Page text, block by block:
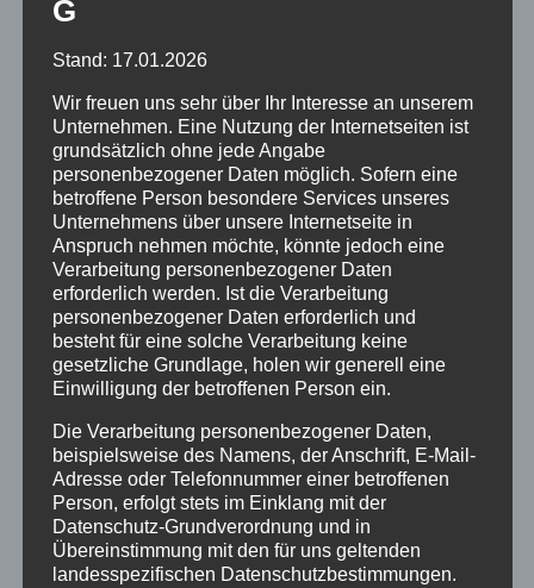
Professional Anwendungen von Office
automatisch „Up to Date“. Durch
kostenlose Updates und Zugriff auf
die neuesten Versionen. Dabei ist es
egal, ob Sie die Programme lokal, im
Browser oder eines der Mobile-Apps
für iOS, Android oder Windows Phone
verwenden. Sie müssen sich um
nichts kümmern, außer um Ihr
Business.
DATEIEN UND DOKUMENTE
Verwalten Sie Ihre Dateien und
Dokumente ganz zentral und sicher in
Ihrem OneDrive und Sie verfügen
über 1.000 GB Onlinespeicher.
G
Stand: 17.01.2026
Wir freuen uns sehr über Ihr Interesse an unserem
Unternehmen. Eine Nutzung der Internetseiten ist
grundsätzlich ohne jede Angabe
personenbezogener Daten möglich. Sofern eine
betroffene Person besondere Services unseres
Unternehmens über unsere Internetseite in
Anspruch nehmen möchte, könnte jedoch eine
Verarbeitung personenbezogener Daten
erforderlich werden. Ist die Verarbeitung
personenbezogener Daten erforderlich und
besteht für eine solche Verarbeitung keine
gesetzliche Grundlage, holen wir generell eine
Einwilligung der betroffenen Person ein.
Die Verarbeitung personenbezogener Daten,
beispielsweise des Namens, der Anschrift, E-Mail-
Adresse oder Telefonnummer einer betroffenen
Person, erfolgt stets im Einklang mit der
Datenschutz-Grundverordnung und in
Übereinstimmung mit den für uns geltenden
landesspezifischen Datenschutzbestimmungen.